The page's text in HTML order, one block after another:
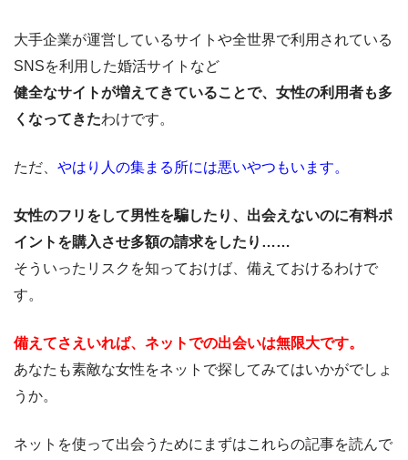
大手企業が運営しているサイトや全世界で利用されている
SNSを利用した婚活サイトなど
健全なサイトが増えてきていることで、女性の利用者も多
くなってきたわけです。
ただ、 やはり人の集まる所には悪いやつもいます。
女性のフリをして男性を騙したり、出会えないのに有料ポ
イントを購入させ多額の請求をしたり……
そういったリスクを知っておけば、備えておけるわけで
す。
備えてさえいれば、ネットでの出会いは無限大です。
あなたも素敵な女性をネットで探してみてはいかがでしょ
うか。
ネットを使って出会うためにまずはこれらの記事を読んで